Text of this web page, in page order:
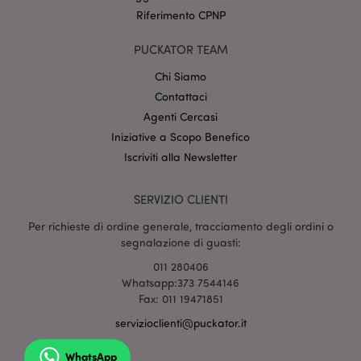
Riferimento CPNP
PUCKATOR TEAM
Chi Siamo
Contattaci
Agenti Cercasi
Iniziative a Scopo Benefico
Iscriviti alla Newsletter
SERVIZIO CLIENTI
Per richieste di ordine generale, tracciamento degli ordini o
segnalazione di guasti:
011 280406
Whatsapp:373 7544146
Fax: 011 19471851
servizioclienti@puckator.it
WhatsApp
CookieScriptConsent
www.puckator.it